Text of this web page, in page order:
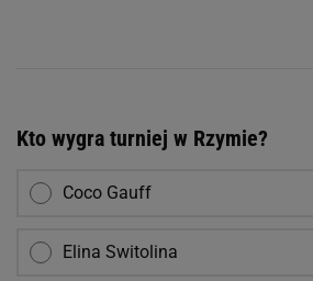
Kto wygra turniej w Rzymie?
Coco Gauff
Elina Switolina